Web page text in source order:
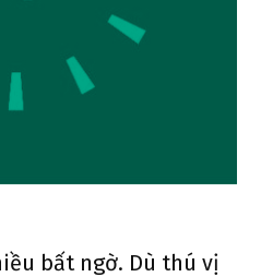
bất ngờ. Dù thú vị